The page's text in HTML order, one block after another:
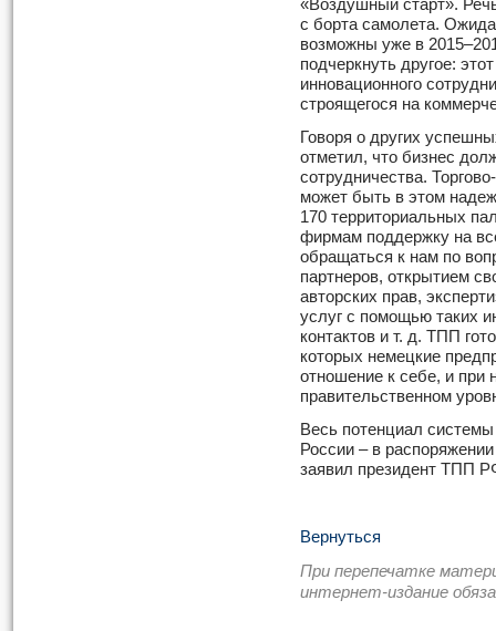
«Воздушный старт».
с борта самолета.
возможны уже в
подчеркнуть другое:
инновационного
строящегося на
Говоря о других
отметил, что бизнес
сотрудничества.
может быть в этом
170 территориальных
фирмам поддержку на
обращаться к нам по
партнеров, открытием
авторских прав,
услуг с помощью таких
контактов и т. д. ТПП
которых немецкие
отношение к себе, и при
правительственном
Весь потенциал
России – в
заявил президент ТПП
Вернуться
При перепечатке
интернет-издание